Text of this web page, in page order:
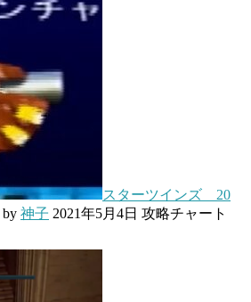
スターツインズ 20
by 神子 2021年5月4日 攻略チャート